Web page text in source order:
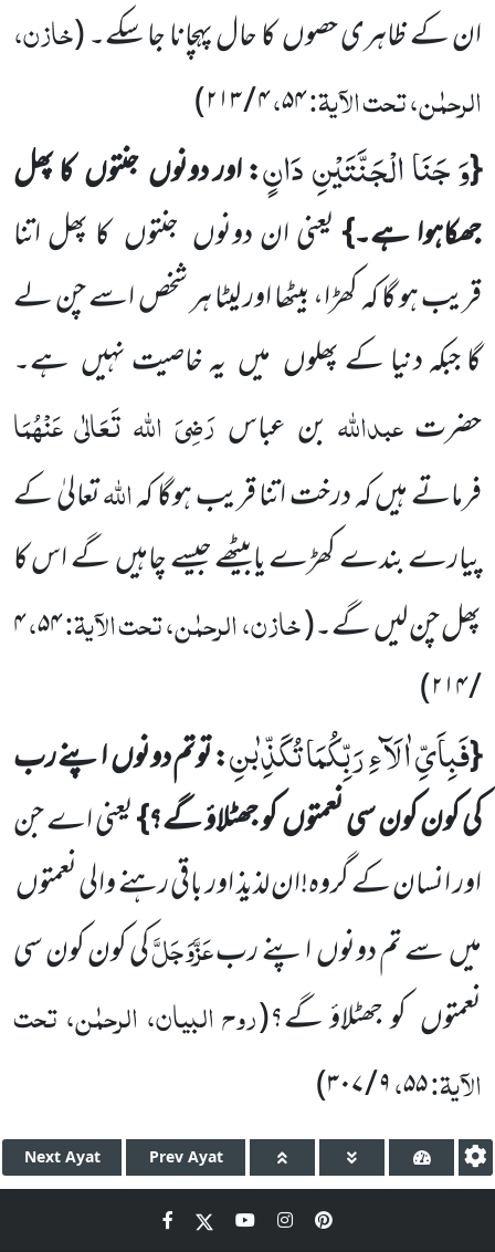
ان کے ظاہری حصوں کا حال پہچانا جا سکے۔(خازن،
الرحمٰن، تحت الآیۃ:۵۴،۴ / ۲۱۳
)
{وَ جَنَا الْجَنَّتَیْنِ دَانٍ: اور دونوں جنتوں کا پھل
جھکاہوا ہے۔}یعنی ان دونوں جنتوں کا پھل اتنا
قریب ہو گا کہ کھڑا، بیٹھا اور لیٹا ہر شخص اسے چن لے
گا جبکہ دنیا کے پھلوں میں یہ خاصیت نہیں ہے۔
حضرت عبداللہبن عباس رَضِیَ اللہ تَعَالٰیعَنْہُمَا
فرماتے ہیں کہ درخت اتنا قریب ہوگا کہاللہتعالیٰ کے
پیارے بندے کھڑے یابیٹھے جیسے چاہیں گے اس کا
پھل چن لیں گے۔(خازن، الرحمٰن، تحت الآیۃ:۵۴،۴
/ ۲۱۴
)
{فَبِاَیِّ اٰلَآءِ رَبِّكُمَا تُكَذِّبٰنِ: توتم دونوں اپنے رب
کی کون کون سی نعمتوں کو جھٹلاؤ گے؟}یعنی اے جن
اور انسان کے گروہ!ان لذیذ اور باقی رہنے والی نعمتوں
میں سے تم دونوں اپنے ربعَزَّوَجَلَّکی کون کون سی
نعمتوں کو جھٹلاؤ گے؟(روح البیان، الرحمٰن، تحت
الآیۃ:۵۵،۹ / ۳۰۷ )
Next Ayat Prev Ayat